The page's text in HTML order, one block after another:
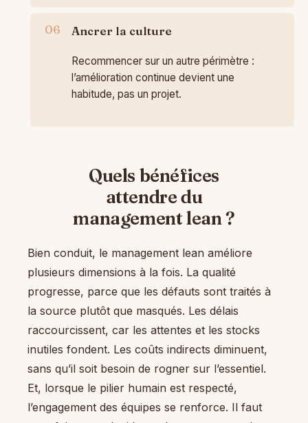
Ancrer la culture
Recommencer sur un autre périmètre :
l’amélioration continue devient une
habitude, pas un projet.
Quels bénéfices
attendre du
management lean ?
Bien conduit, le management lean améliore
plusieurs dimensions à la fois. La qualité
progresse, parce que les défauts sont traités à
la source plutôt que masqués. Les délais
raccourcissent, car les attentes et les stocks
inutiles fondent. Les coûts indirects diminuent,
sans qu’il soit besoin de rogner sur l’essentiel.
Et, lorsque le pilier humain est respecté,
l’engagement des équipes se renforce. Il faut